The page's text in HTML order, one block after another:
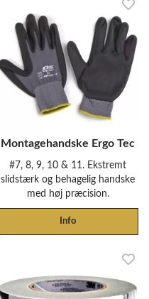
Montagehandske Ergo Tec
#7, 8, 9, 10 & 11. Ekstremt
slidstærk og behagelig handske
med høj præcision.
Info